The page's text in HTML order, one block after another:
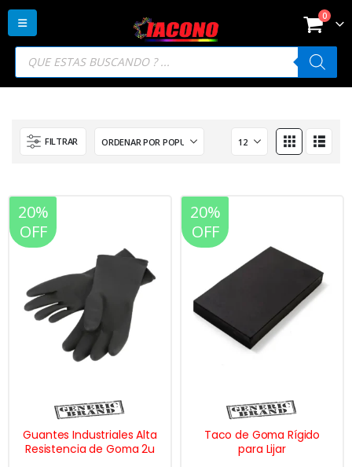
Búsqueda
productos
0
FILTRAR
20%
OFF
Guantes Industriales Alta
Resistencia de Goma 2u
20%
OFF
Taco de Goma Rígido
para Lijar